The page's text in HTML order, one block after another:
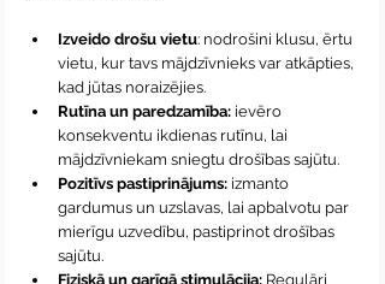
Izveido drošu vietu: nodrošini klusu, ērtu
vietu, kur tavs mājdzīvnieks var atkāpties,
kad jūtas noraizējies.
Rutīna un paredzamība: ievēro
konsekventu ikdienas rutīnu, lai
mājdzīvniekam sniegtu drošības sajūtu.
Pozitīvs pastiprinājums: izmanto
gardumus un uzslavas, lai apbalvotu par
mierīgu uzvedību, pastiprinot drošības
sajūtu.
Fiziskā un garīgā stimulācija: Regulāri